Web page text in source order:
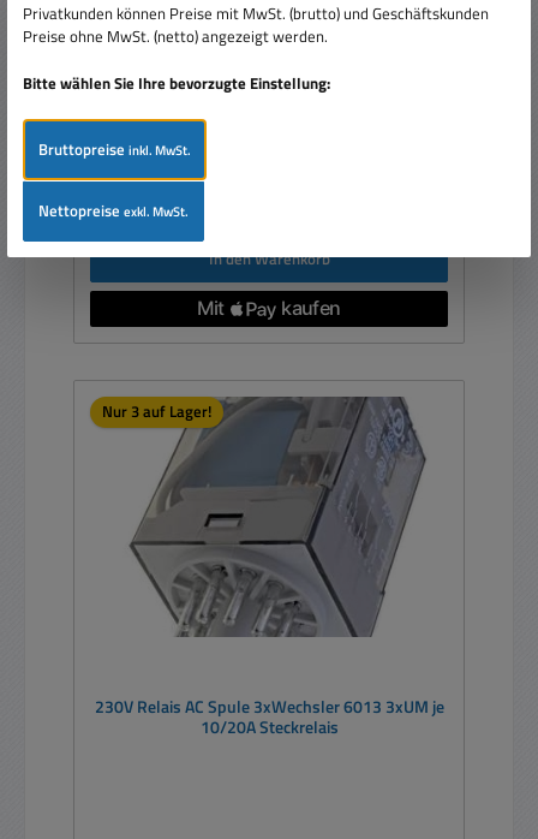
Preise inkl. MwSt. zzgl. Versandkosten
In den Warenkorb
Nur 3 auf Lager!
230V Relais AC Spule 3xWechsler 6013 3xUM je
10/20A Steckrelais
Privatkunden können Preise mit MwSt. (brutto) und Geschäftskunden
Preise ohne MwSt. (netto) angezeigt werden.
Bitte wählen Sie Ihre bevorzugte Einstellung:
Bruttopreiseinkl. MwSt.
Nettopreiseexkl. MwSt.